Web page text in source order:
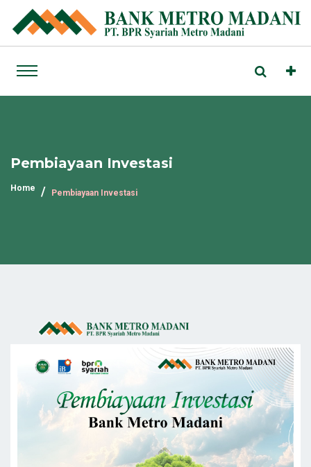
Pembiayaan Investasi
Home Pembiayaan Investasi